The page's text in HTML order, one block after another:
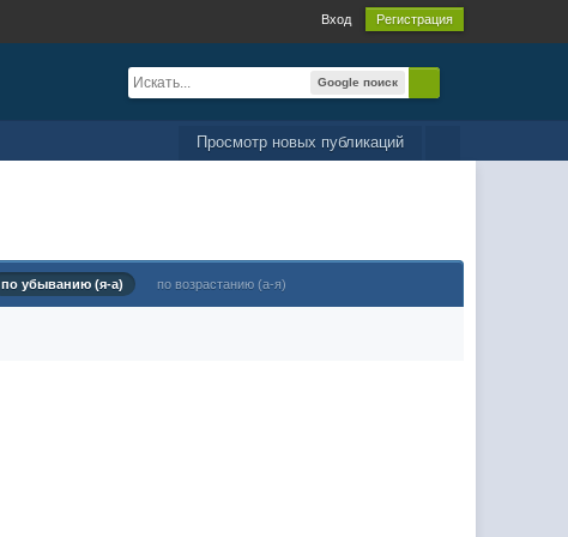
Вход Регистрация
Google поиск
Просмотр новых публикаций
по убыванию (я-а) по возрастанию (а-я)